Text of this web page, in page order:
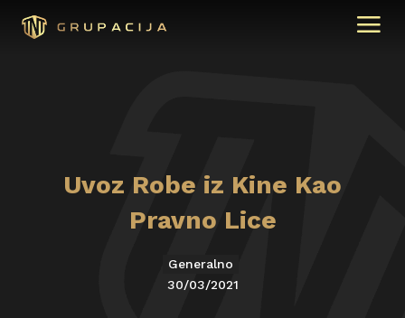
Uvoz Robe iz Kine Kao
Pravno Lice
Generalno
30/03/2021